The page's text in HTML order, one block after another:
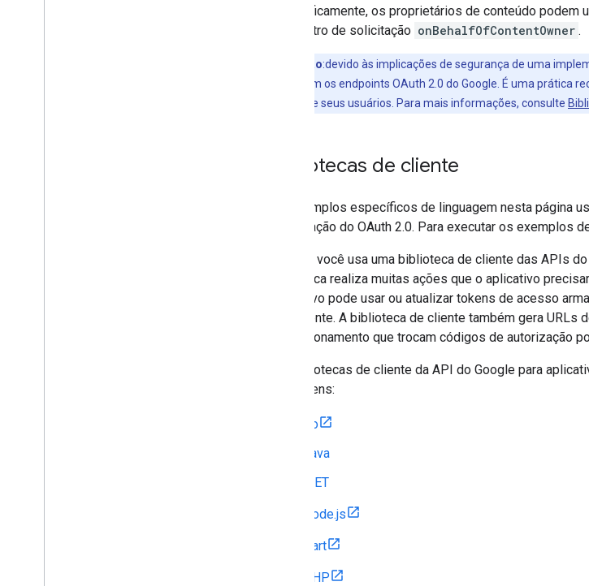
Especificamente, os proprietários de conteúdo
parâmetro de solicitação onBehalfOfContentOwner .
Observação:devido às implicações de segurança de uma
ao interagir com os endpoints OAuth 2.0 do Google. É uma prática
proteger você e seus usuários. Para mais informações, consulte
Bibliotecas de cliente
Os exemplos específicos de linguagem nesta página
autorização do OAuth 2.0. Para executar os
Quando você usa uma biblioteca de cliente das APIs
biblioteca realiza muitas ações que o aplicativo
aplicativo pode usar ou atualizar tokens de acesso
novamente. A biblioteca de cliente também gera
redirecionamento que trocam códigos de autorização
As bibliotecas de cliente da API do Google para
linguagens:
Go
Java
.NET
Node.js
Dart
PHP